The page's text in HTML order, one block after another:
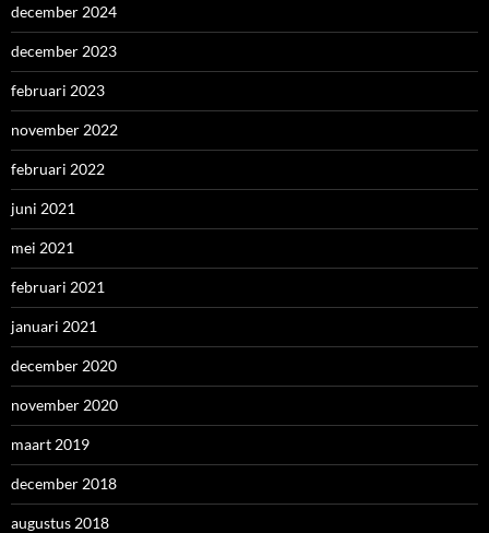
december 2024
december 2023
februari 2023
november 2022
februari 2022
juni 2021
mei 2021
februari 2021
januari 2021
december 2020
november 2020
maart 2019
december 2018
augustus 2018